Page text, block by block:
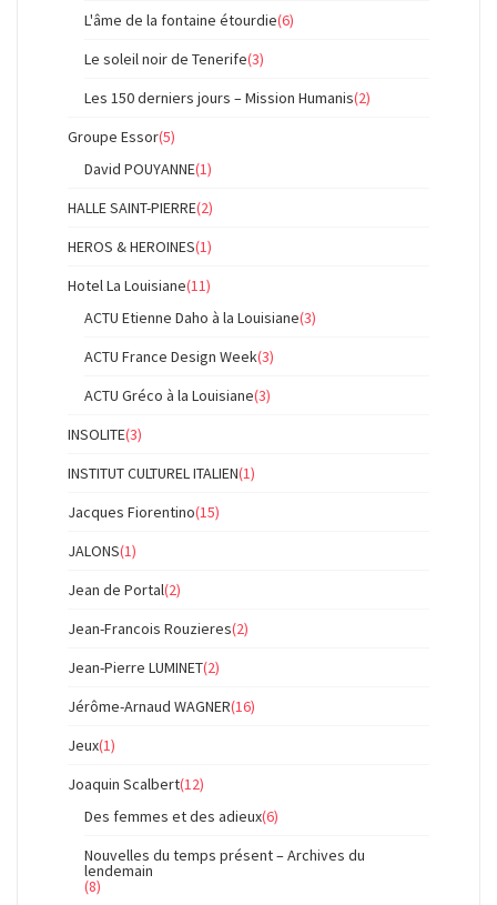
L'âme de la fontaine étourdie(6)
Le soleil noir de Tenerife(3)
Les 150 derniers jours – Mission Humanis(2)
Groupe Essor(5)
David POUYANNE(1)
HALLE SAINT-PIERRE(2)
HEROS & HEROINES(1)
Hotel La Louisiane(11)
ACTU Etienne Daho à la Louisiane(3)
ACTU France Design Week(3)
ACTU Gréco à la Louisiane(3)
INSOLITE(3)
INSTITUT CULTUREL ITALIEN(1)
Jacques Fiorentino(15)
JALONS(1)
Jean de Portal(2)
Jean-Francois Rouzieres(2)
Jean-Pierre LUMINET(2)
Jérôme-Arnaud WAGNER(16)
Jeux(1)
Joaquin Scalbert(12)
Des femmes et des adieux(6)
Nouvelles du temps présent – Archives du
lendemain
(8)